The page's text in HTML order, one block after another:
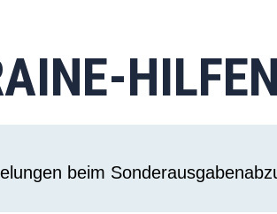
HILFEN
beim